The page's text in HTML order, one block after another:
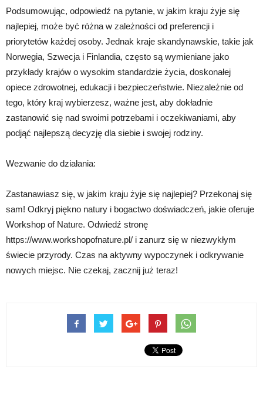
Podsumowując, odpowiedź na pytanie, w jakim kraju żyje się
najlepiej, może być różna w zależności od preferencji i
priorytetów każdej osoby. Jednak kraje skandynawskie, takie jak
Norwegia, Szwecja i Finlandia, często są wymieniane jako
przykłady krajów o wysokim standardzie życia, doskonałej
opiece zdrowotnej, edukacji i bezpieczeństwie. Niezależnie od
tego, który kraj wybierzesz, ważne jest, aby dokładnie
zastanowić się nad swoimi potrzebami i oczekiwaniami, aby
podjąć najlepszą decyzję dla siebie i swojej rodziny.
Wezwanie do działania:
Zastanawiasz się, w jakim kraju żyje się najlepiej? Przekonaj się
sam! Odkryj piękno natury i bogactwo doświadczeń, jakie oferuje
Workshop of Nature. Odwiedź stronę
https://www.workshopofnature.pl/ i zanurz się w niezwykłym
świecie przyrody. Czas na aktywny wypoczynek i odkrywanie
nowych miejsc. Nie czekaj, zacznij już teraz!